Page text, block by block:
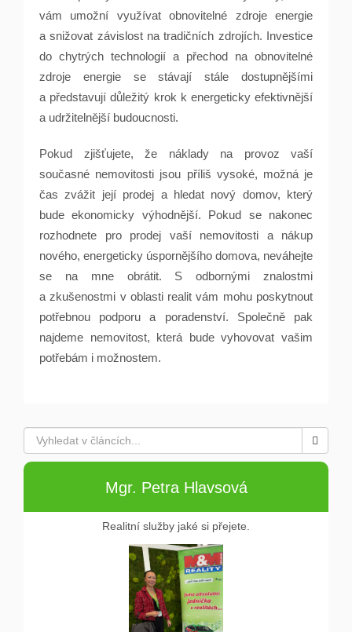
vám umožní využívat obnovitelné zdroje energie
a snižovat závislost na tradičních zdrojích. Investice
do chytrých technologií a přechod na obnovitelné
zdroje energie se stávají stále dostupnějšími
a představují důležitý krok k energeticky efektivnější
a udržitelnější budoucnosti.
Pokud zjišťujete, že náklady na provoz vaší
současné nemovitosti jsou příliš vysoké, možná je
čas zvážit její prodej a hledat nový domov, který
bude ekonomicky výhodnější. Pokud se nakonec
rozhodnete pro prodej vaší nemovitosti a nákup
nového, energeticky úspornějšího domova, neváhejte
se na mne obrátit. S odbornými znalostmi
a zkušenostmi v oblasti realit vám mohu poskytnout
potřebnou podporu a poradenství. Společně pak
najdeme nemovitost, která bude vyhovovat vašim
potřebám i možnostem.
Mgr. Petra Hlavsová
Realitní služby jaké si přejete.